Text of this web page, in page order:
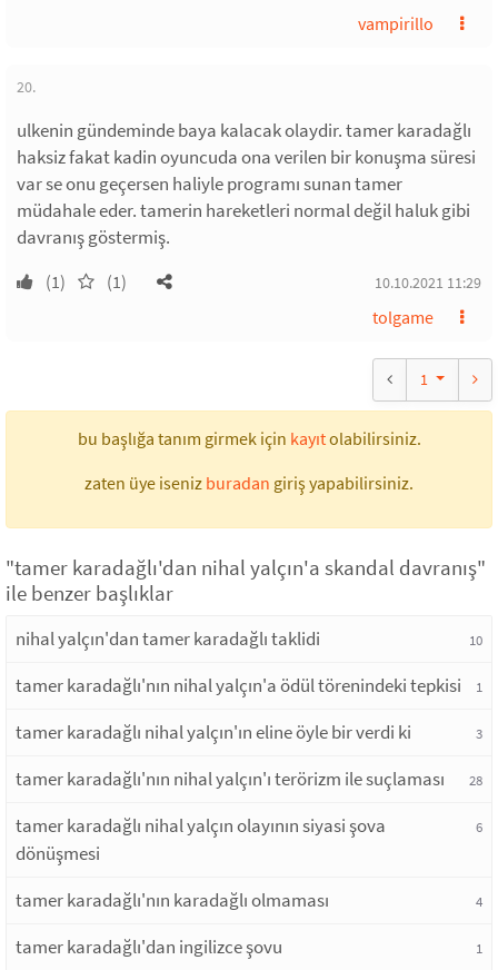
vampirillo
20.
ulkenin gündeminde baya kalacak olaydir. tamer karadağlı
haksiz fakat kadin oyuncuda ona verilen bir konuşma süresi
var se onu geçersen haliyle programı sunan tamer
müdahale eder. tamerin hareketleri normal değil haluk gibi
davranış göstermiş.
(1) (1) 10.10.2021 11:29
tolgame
1
bu başlığa tanım girmek için kayıtolabilirsiniz.
zaten üye iseniz buradan giriş yapabilirsiniz.
"tamer karadağlı'dan nihal yalçın'a skandal davranış"
ile benzer başlıklar
nihal yalçın'dan tamer karadağlı taklidi 10
tamer karadağlı'nın nihal yalçın'a ödül törenindeki tepkisi 1
tamer karadağlı nihal yalçın'ın eline öyle bir verdi ki 3
tamer karadağlı'nın nihal yalçın'ı terörizm ile suçlaması 28
tamer karadağlı nihal yalçın olayının siyasi şova
dönüşmesi
6
tamer karadağlı'nın karadağlı olmaması 4
tamer karadağlı'dan ingilizce şovu 1